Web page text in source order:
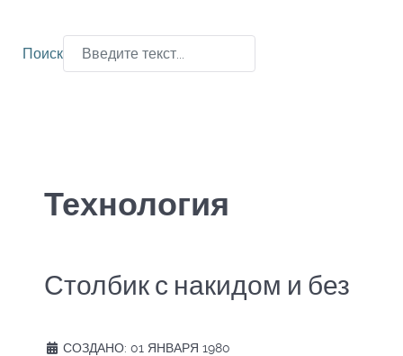
Поиск
Технология
Столбик с накидом и без
СОЗДАНО: 01 ЯНВАРЯ 1980